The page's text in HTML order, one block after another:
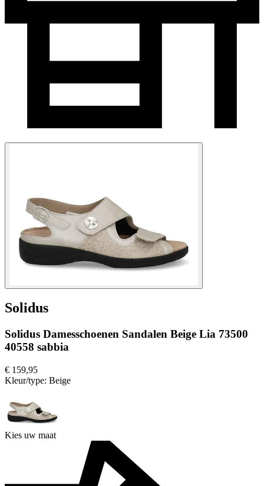
Solidus
Solidus Damesschoenen Sandalen Beige Lia 73500
40558 sabbia
€ 159,95
Kleur/type: Beige
Kies uw maat